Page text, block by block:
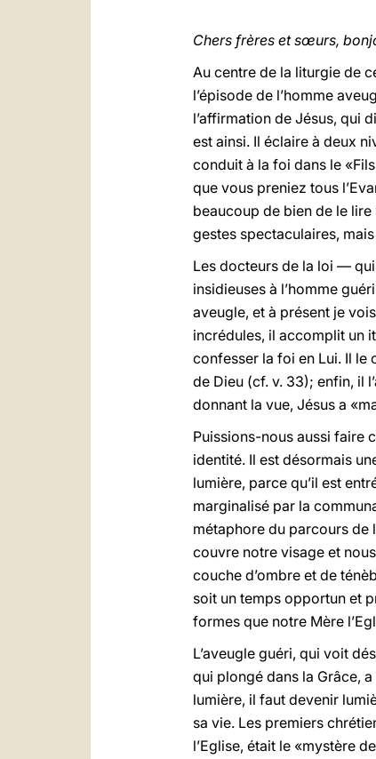
Chers frères et sœurs,
Au centre de la liturgie de
l’épisode de l’homme
l’affirmation de Jésus, qui
est ainsi. Il éclaire à deux
conduit à la foi dans le
que vous preniez tous
beaucoup de bien de le
gestes spectaculaires,
Les docteurs de la loi —
insidieuses à l’homme
aveugle, et à présent je
incrédules, il accomplit un
confesser la foi en Lui. Il le
de Dieu (cf. v. 33); enfin, il
donnant la vue, Jésus a
Puissions-nous aussi faire
identité. Il est désormais
lumière, parce qu’il est
marginalisé par la
métaphore du parcours de
couvre notre visage et
couche d’ombre et de
soit un temps opportun et
formes que notre Mère
L’aveugle guéri, qui voit
qui plongé dans la Grâce,
lumière, il faut devenir
sa vie. Les premiers
l’Eglise, était le «mystère